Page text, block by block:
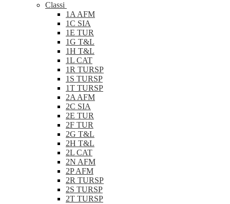
Classi
1A AFM
1C SIA
1E TUR
1G T&L
1H T&L
1L CAT
1R TURSP
1S TURSP
1T TURSP
2A AFM
2C SIA
2E TUR
2F TUR
2G T&L
2H T&L
2L CAT
2N AFM
2P AFM
2R TURSP
2S TURSP
2T TURSP